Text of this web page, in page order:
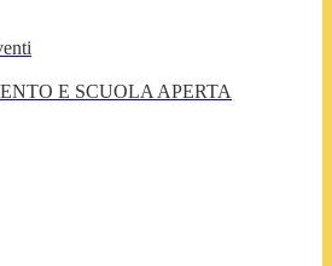
E SCUOLA APERTA